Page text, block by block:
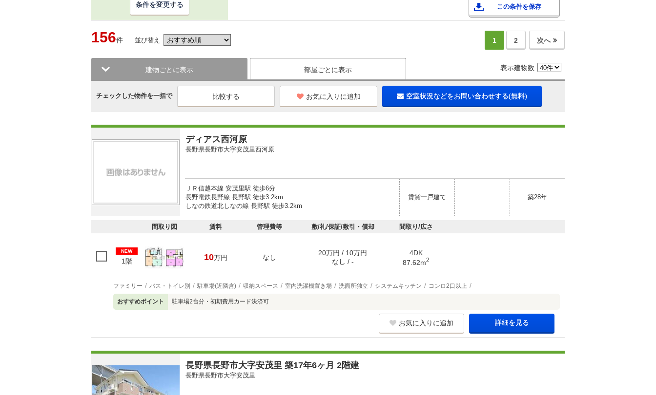
この条件を保存
条件を変更する
156件 並び替え 1 2 次へ
建物ごとに表示 部屋ごとに表示 表示建物数
チェックした物件を一括で お気に入りに追加 空室状況などをお問い合わせする(無料)
ディアス西河原
長野県長野市大字安茂里西河原
ＪＲ信越本線 安茂里駅 徒歩6分
長野電鉄長野線 長野駅 徒歩3.2km
しなの鉄道北しなの線 長野駅 徒歩3.2km
賃貸一戸建て 築28年
間取り図 賃料 管理費等 敷/礼/保証/敷引・償却 間取り/広さ
NEW
1階 10万円 なし
20万円 / 10万円
なし / -
4DK
87.62m2
ファミリー バス・トイレ別 駐車場(近隣含) 収納スペース 室内洗濯機置き場 洗面所独立 システムキッチン コンロ2口以上
おすすめポイント 駐車場2台分・初期費用カード決済可
お気に入りに追加 詳細を見る
長野県長野市大字安茂里 築17年6ヶ月 2階建
長野県長野市大字安茂里